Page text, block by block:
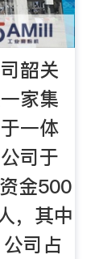
韶关
家集
一体
司于
金500
，其中
司占